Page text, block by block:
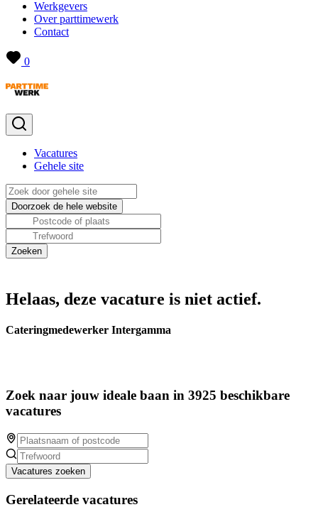
Werkgevers
Over parttimewerk
Contact
0
Vacatures
Gehele site
Helaas, deze vacature is niet actief.
Cateringmedewerker Intergamma
Zoek naar jouw ideale baan in 3925 beschikbare
vacatures
Vacatures zoeken
Gerelateerde vacatures